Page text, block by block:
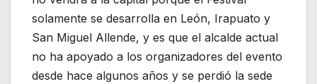
solamente se desarrolla en León, Irapuato y
San Miguel Allende, y es que el alcalde actual
no ha apoyado a los organizadores del evento
desde hace algunos años y se perdió la sede